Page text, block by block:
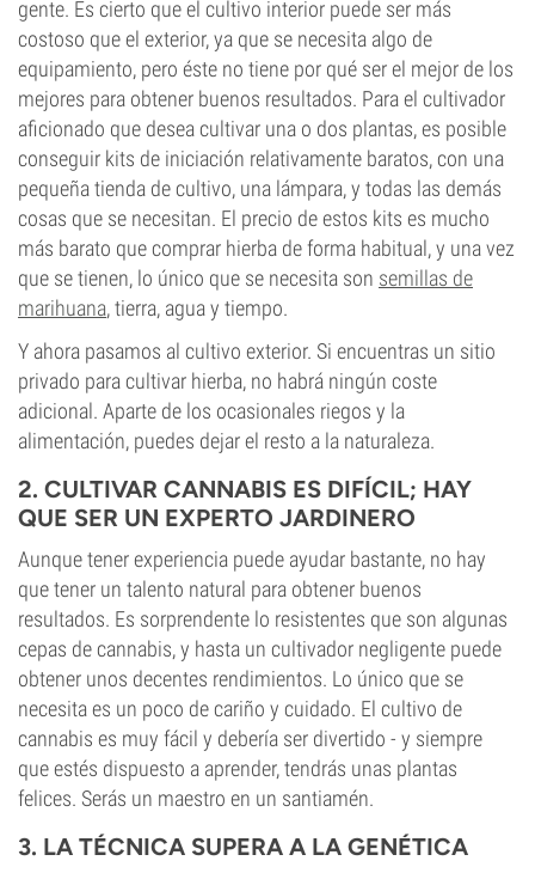
gente. Es cierto que el cultivo interior puede ser más
costoso que el exterior, ya que se necesita algo de
equipamiento, pero éste no tiene por qué ser el mejor de los
mejores para obtener buenos resultados. Para el cultivador
aficionado que desea cultivar una o dos plantas, es posible
conseguir kits de iniciación relativamente baratos, con una
pequeña tienda de cultivo, una lámpara, y todas las demás
cosas que se necesitan. El precio de estos kits es mucho
más barato que comprar hierba de forma habitual, y una vez
que se tienen, lo único que se necesita son semillas de
marihuana, tierra, agua y tiempo.
Y ahora pasamos al cultivo exterior. Si encuentras un sitio
privado para cultivar hierba, no habrá ningún coste
adicional. Aparte de los ocasionales riegos y la
alimentación, puedes dejar el resto a la naturaleza.
2. CULTIVAR CANNABIS ES DIFÍCIL; HAY
QUE SER UN EXPERTO JARDINERO
Aunque tener experiencia puede ayudar bastante, no hay
que tener un talento natural para obtener buenos
resultados. Es sorprendente lo resistentes que son algunas
cepas de cannabis, y hasta un cultivador negligente puede
obtener unos decentes rendimientos. Lo único que se
necesita es un poco de cariño y cuidado. El cultivo de
cannabis es muy fácil y debería ser divertido - y siempre
que estés dispuesto a aprender, tendrás unas plantas
felices. Serás un maestro en un santiamén.
3. LA TÉCNICA SUPERA A LA GENÉTICA